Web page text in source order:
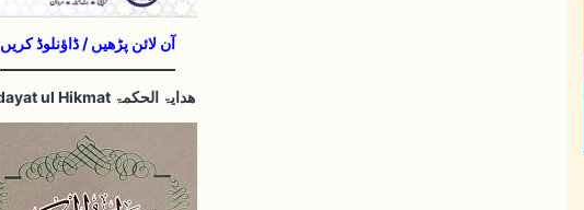
آن لائن پڑھیں / ڈاؤنلوڈ کریں
Hidayat ul Hikmat ھدایۃ الحکمۃ